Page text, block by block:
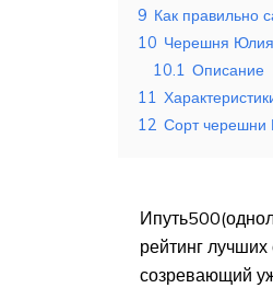
9 Как правильно
10 Черешня Юлия
10.1 Описание
11
12 Сорт черешни
рейтинг
созревающий